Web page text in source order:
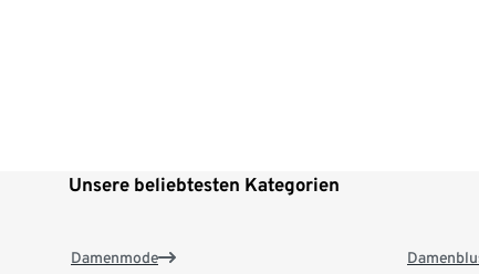
Unsere beliebtesten Kategorien
Damenmode